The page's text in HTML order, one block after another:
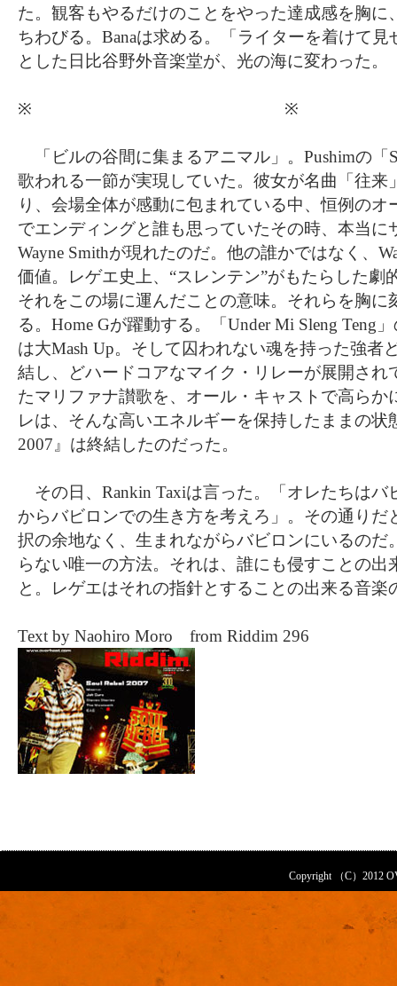
た。観客もやるだけのことをやった達成感を胸に
ちわびる。Banaは求める。「ライターを着けて
とした日比谷野外音楽堂が、光の海に変わった。
※ ※
「ビルの谷間に集まるアニマル」。Pushimの「
歌われる一節が実現していた。彼女が名曲「往来
り、会場全体が感動に包まれている中、恒例のオ
でエンディングと誰も思っていたその時、本当に
Wayne Smithが現れたのだ。他の誰かではなく、
価値。レゲエ史上、“スレンテン”がもたらした劇
それをこの場に運んだことの意味。それらを胸に
る。Home Gが躍動する。「Under Mi Sleng Teng
は大Mash Up。そして囚われない魂を持った強者
結し、どハードコアなマイク・リレーが展開され
たマリファナ讃歌を、オール・キャストで高らか
レは、そんな高いエネルギーを保持したままの状
2007』は終結したのだった。
その日、Rankin Taxiは言った。「オレたちはバ
からバビロンでの生き方を考えろ」。その通りだ
択の余地なく、生まれながらバビロンにいるのだ
らない唯一の方法。それは、誰にも侵すことの出
と。レゲエはそれの指針とすることの出来る音楽
Text by Naohiro Moro from Riddim 296
Copyright （C）2012